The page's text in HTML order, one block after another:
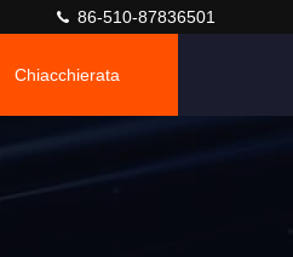
86-510-87836501
Chiacchierata